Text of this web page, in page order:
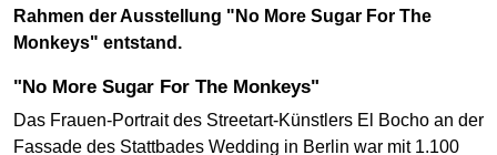
Rahmen der Ausstellung "No More Sugar For The
Monkeys" entstand.
"No More Sugar For The Monkeys"
Das Frauen-Portrait des Streetart-Künstlers El Bocho an der
Fassade des Stattbades Wedding in Berlin war mit 1.100